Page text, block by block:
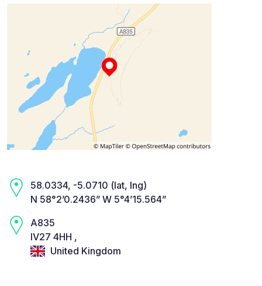
58.0334, -5.0710 (lat, lng)
N 58°2’0.2436” W 5°4’15.564”
A835
IV27 4HH ,
United Kingdom